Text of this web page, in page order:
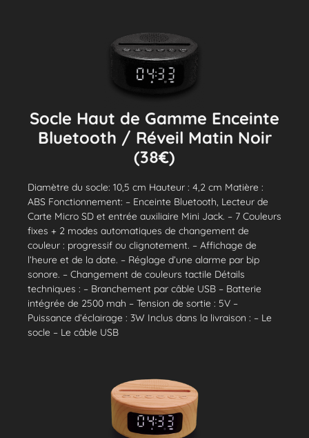
Socle Haut de Gamme Enceinte
Bluetooth / Réveil Matin Noir
(38€)
Diamètre du socle: 10,5 cm Hauteur : 4,2 cm Matière :
ABS Fonctionnement: – Enceinte Bluetooth, Lecteur de
Carte Micro SD et entrée auxiliaire Mini Jack. – 7 Couleurs
fixes + 2 modes automatiques de changement de
couleur : progressif ou clignotement. – Affichage de
l’heure et de la date. – Réglage d’une alarme par bip
sonore. – Changement de couleurs tactile Détails
techniques : – Branchement par câble USB – Batterie
intégrée de 2500 mah – Tension de sortie : 5V –
Puissance d’éclairage : 3W Inclus dans la livraison : – Le
socle – Le câble USB